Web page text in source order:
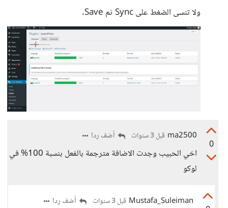
ولا تنسى الضغط على Sync ثم Save.
0
ma2500 قبل 3 سنوات أضف ردا
اخي الحبيب وجدت الاضافة مترجمة بالفعل بنسبة 100% في
لوكو
Mustafa_Suleiman قبل 3 سنوات أضف ردا